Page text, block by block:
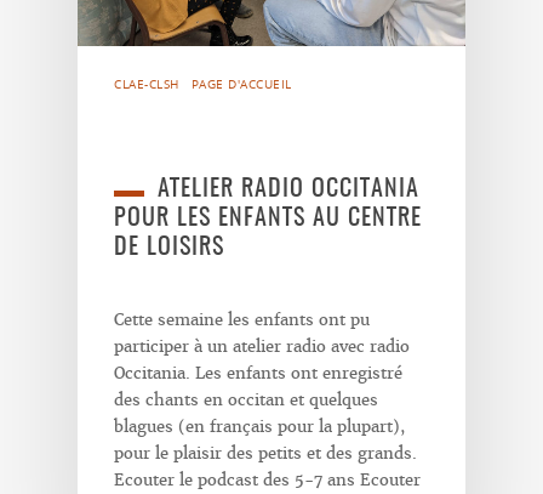
CLAE-CLSH PAGE D'ACCUEIL
ATELIER RADIO OCCITANIA
POUR LES ENFANTS AU CENTRE
DE LOISIRS
Cette semaine les enfants ont pu
participer à un atelier radio avec radio
Occitania. Les enfants ont enregistré
des chants en occitan et quelques
blagues (en français pour la plupart),
pour le plaisir des petits et des grands.
Ecouter le podcast des 5-7 ans Ecouter